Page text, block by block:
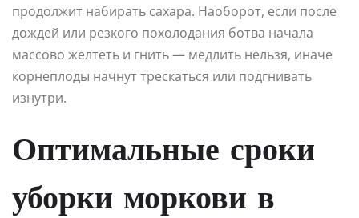
продолжит набирать сахара. Наоборот, если после
дождей или резкого похолодания ботва начала
массово желтеть и гнить — медлить нельзя, иначе
корнеплоды начнут трескаться или подгнивать
изнутри.
Оптимальные сроки
уборки моркови в